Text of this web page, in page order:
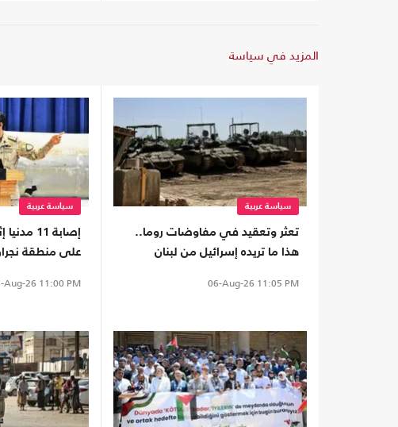
المزيد في سياسة
سياسة عربية
تعثر وتعقيد في مفاوضات روما..
هذا ما تريده إسرائيل من لبنان
06-Aug-26 11:05 PM
سياسة عربية
إصابة
على منطقة
Aug-26 11:00 PM